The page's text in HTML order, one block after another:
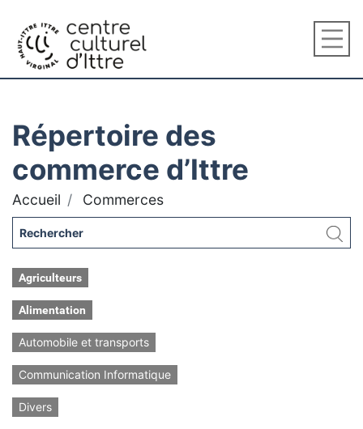
Répertoire des
commerce d’Ittre
Accueil Commerces
Agriculteurs
Alimentation
Automobile et transports
Communication Informatique
Divers